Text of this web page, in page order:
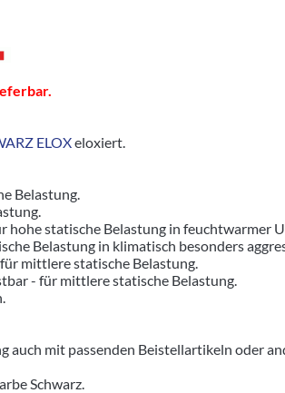
ELOXeloxiert.
Belastung.
hohe statische Belastung in feuchtwarmer
Belastung in klimatisch besonders
mittlere statische Belastung.
- für mittlere statische Belastung.
mit passenden Beistellartikeln oder
Schwarz.